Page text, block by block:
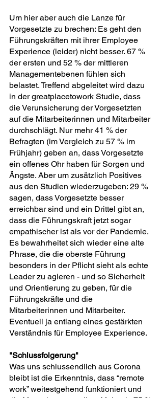
Um hier aber auch die Lanze für
Vorgesetzte zu brechen: Es geht den
Führungskräften mit ihrer Employee
Experience (leider) nicht besser. 67 %
der ersten und 52 % der mittleren
Managementebenen fühlen sich
belastet. Treffend abgeleitet wird dazu
in der greatplacetowork Studie, dass
die Verunsicherung der Vorgesetzten
auf die Mitarbeiterinnen und Mitarbeiter
durchschlägt. Nur mehr 41 % der
Befragten (im Vergleich zu 57 % im
Frühjahr) geben an, dass Vorgesetzte
ein offenes Ohr haben für Sorgen und
Ängste. Aber um zusätzlich Positives
aus den Studien wiederzugeben: 29 %
sagen, dass Vorgesetzte besser
erreichbar sind und ein Drittel gibt an,
dass die Führungskraft jetzt sogar
empathischer ist als vor der Pandemie.
Es bewahrheitet sich wieder eine alte
Phrase, die die oberste Führung
besonders in der Pflicht sieht als echte
Leader zu agieren - und so Sicherheit
und Orientierung zu geben, für die
Führungskräfte und die
Mitarbeiterinnen und Mitarbeiter.
Eventuell ja entlang eines gestärkten
Verständnis für Employee Experience.
"Schlussfolgerung"
Was uns schlussendlich aus Corona
bleibt ist die Erkenntnis, dass “remote
work” weitestgehend funktioniert und